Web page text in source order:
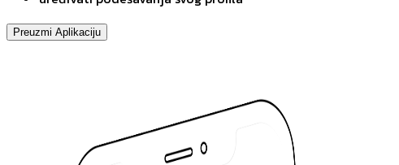
Preuzmi Aplikaciju